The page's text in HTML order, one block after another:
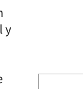
y